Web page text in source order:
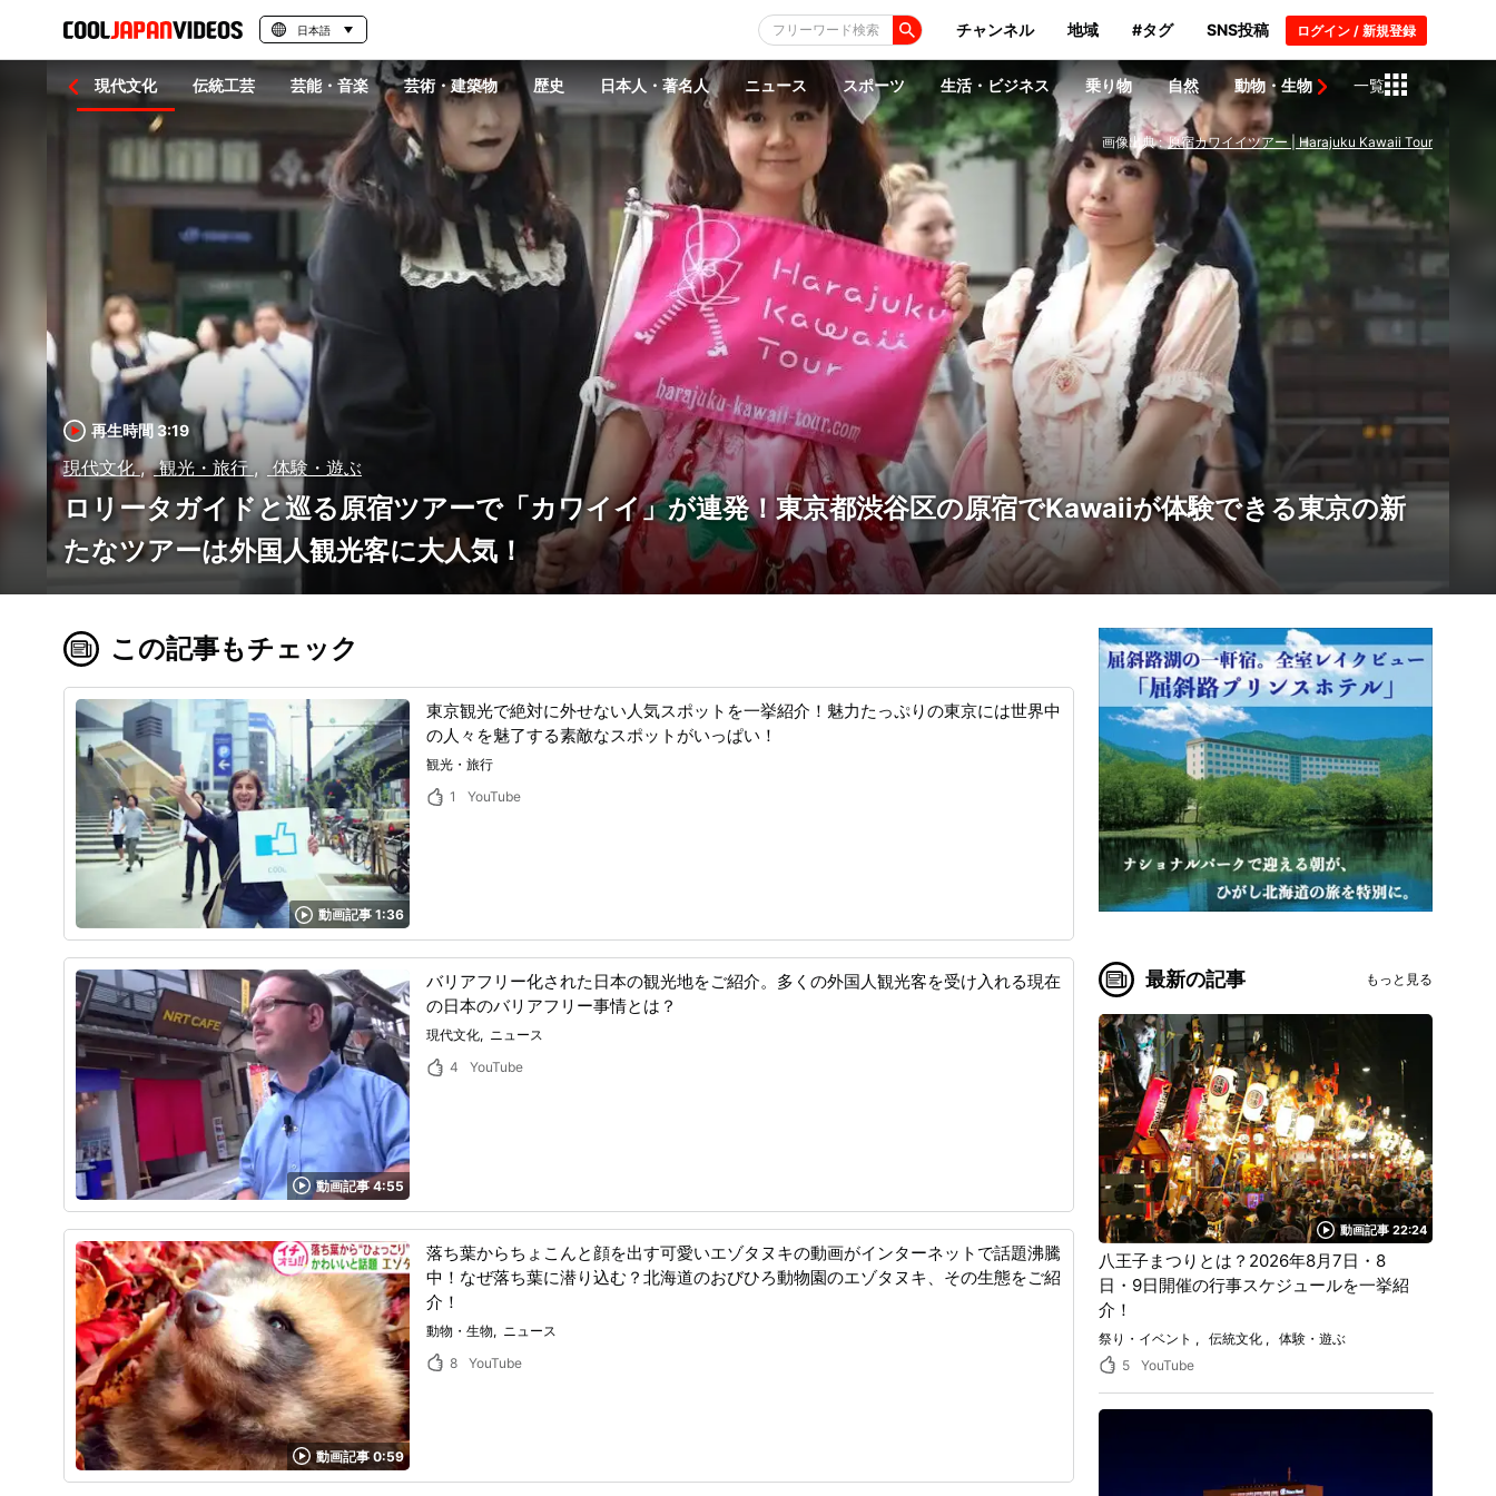
日本語 フリーワード検索 チャンネル 地域 #タグ SNS投稿 ログイン / 新規登録
現代文化 伝統工芸 芸能・音楽 芸術・建築物 歴史 日本人・著名人 ニュース スポーツ 生活・ビジネス 乗り物 自然 動物・生物 一覧
再生時間 3:19
現代文化 観光・旅行 体験・遊ぶ
ロリータガイドと巡る原宿ツアーで「カワイイ」が連発！東京都渋谷区の原宿でKawaiiが体験できる東京の新
たなツアーは外国人観光客に大人気！
画像出典 : 原宿カワイイツアー | Harajuku Kawaii Tour
この記事もチェック
動画記事 1:36
東京観光で絶対に外せない人気スポットを一挙紹介！魅力たっぷりの東京には世界中
の人々を魅了する素敵なスポットがいっぱい！
観光・旅行
1
YouTube
動画記事 4:55
バリアフリー化された日本の観光地をご紹介。多くの外国人観光客を受け入れる現在
の日本のバリアフリー事情とは？
現代文化
ニュース
4
YouTube
動画記事 0:59
落ち葉からちょこんと顔を出す可愛いエゾタヌキの動画がインターネットで話題沸騰
中！なぜ落ち葉に潜り込む？北海道のおびひろ動物園のエゾタヌキ、その生態をご紹
介！
動物・生物
ニュース
8
YouTube
最新の記事 もっと見る
動画記事 22:24
八王子まつりとは？2026年8月7日・8
日・9日開催の行事スケジュールを一挙紹
介！
祭り・イベント 伝統文化
体験・遊ぶ
5
YouTube